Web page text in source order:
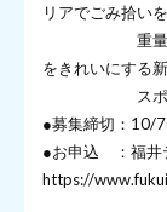
リアでごみ拾いを
重量や種類
をきれいにする
スポーツ
●募集締切：10/
●お申込 ：福井
https://